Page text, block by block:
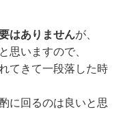
はありませんが、
思いますので、
てきて一段落した時
に回るのは良いと思